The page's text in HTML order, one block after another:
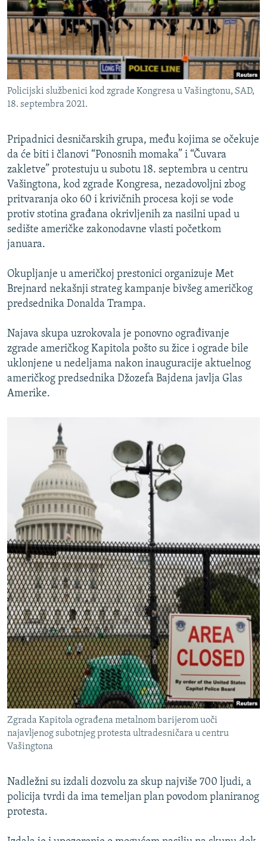
ISPRIČAJ MI
DNEVNO@RSE
SPECIJALI RSE
VIŠE OD NASLOVA
GENOCID U SREBRENICI
TV LIBERTY
POST SCRIPTUM
MOJA EVROPA
TRI DECENIJE OD RATA U BIH
SVE KARTE DEJTONA
NASTANAK I RASPAD JUGOSLAVIJE
PRATITE NAS
Sve RFE/RL stranice
Policijski službenici kod zgrade Kongresa u Vašingtonu, SAD,
18. septembra 2021.
Pripadnici desničarskih grupa, među kojima se očekuje
da će biti i članovi “Ponosnih momaka” i “Čuvara
zakletve” protestuju u subotu 18. septembra u centru
Vašingtona, kod zgrade Kongresa, nezadovoljni zbog
pritvaranja oko 60 i krivičnih procesa koji se vode
protiv stotina građana okrivljenih za nasilni upad u
sedište američke zakonodavne vlasti početkom
januara.
Okupljanje u američkoj prestonici organizuje Met
Brejnard nekašnji strateg kampanje bivšeg američkog
predsednika Donalda Trampa.
Najava skupa uzrokovala je ponovno ograđivanje
zgrade američkog Kapitola pošto su žice i ograde bile
uklonjene u nedeljama nakon inauguracije aktuelnog
američkog predsednika Džozefa Bajdena javlja Glas
Amerike.
Zgrada Kapitola ograđena metalnom barijerom uoči
najavljenog subotnjeg protesta ultradesničara u centru
Vašingtona
Nadležni su izdali dozvolu za skup najviše 700 ljudi, a
policija tvrdi da ima temeljan plan povodom planiranog
protesta.